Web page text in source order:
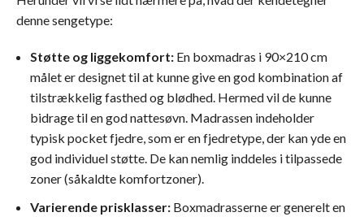
denne sengetype:
Støtte og liggekomfort: En boxmadras i 90×210 cm
målet er designet til at kunne give en god kombination af
tilstrækkelig fasthed og blødhed. Hermed vil de kunne
bidrage til en god nattesøvn. Madrassen indeholder
typisk pocket fjedre, som er en fjedretype, der kan yde en
god individuel støtte. De kan nemlig inddeles i tilpassede
zoner (såkaldte komfortzoner).
Varierende prisklasser: Boxmadrasserne er generelt en